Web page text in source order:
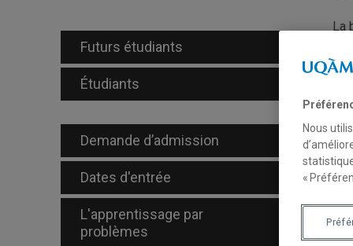
Futurs étudiants
Étudiants
Demande d’admission
Dates d'entrée
L'apprentissage par
problèmes
La
Nous
«